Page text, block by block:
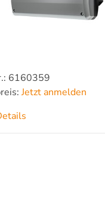
6160359
Jetzt anmelden